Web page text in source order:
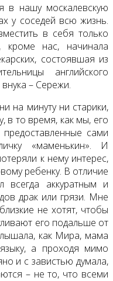
в нашу москалевскую
у соседей всю жизнь.
в себя только
кроме нас, начинала
состоявшая из
английского
– Сережи.
на минуту ни старики,
в то время, как мы, его
сами
«маменькин». И
к нему интерес,
ребенку. В отличие
всегда аккуратным и
драк или грязи. Мне
не хотят, чтобы
его подальше от
как Мира, мама
а проходя мимо
и с завистью думала,
– не то, что всеми